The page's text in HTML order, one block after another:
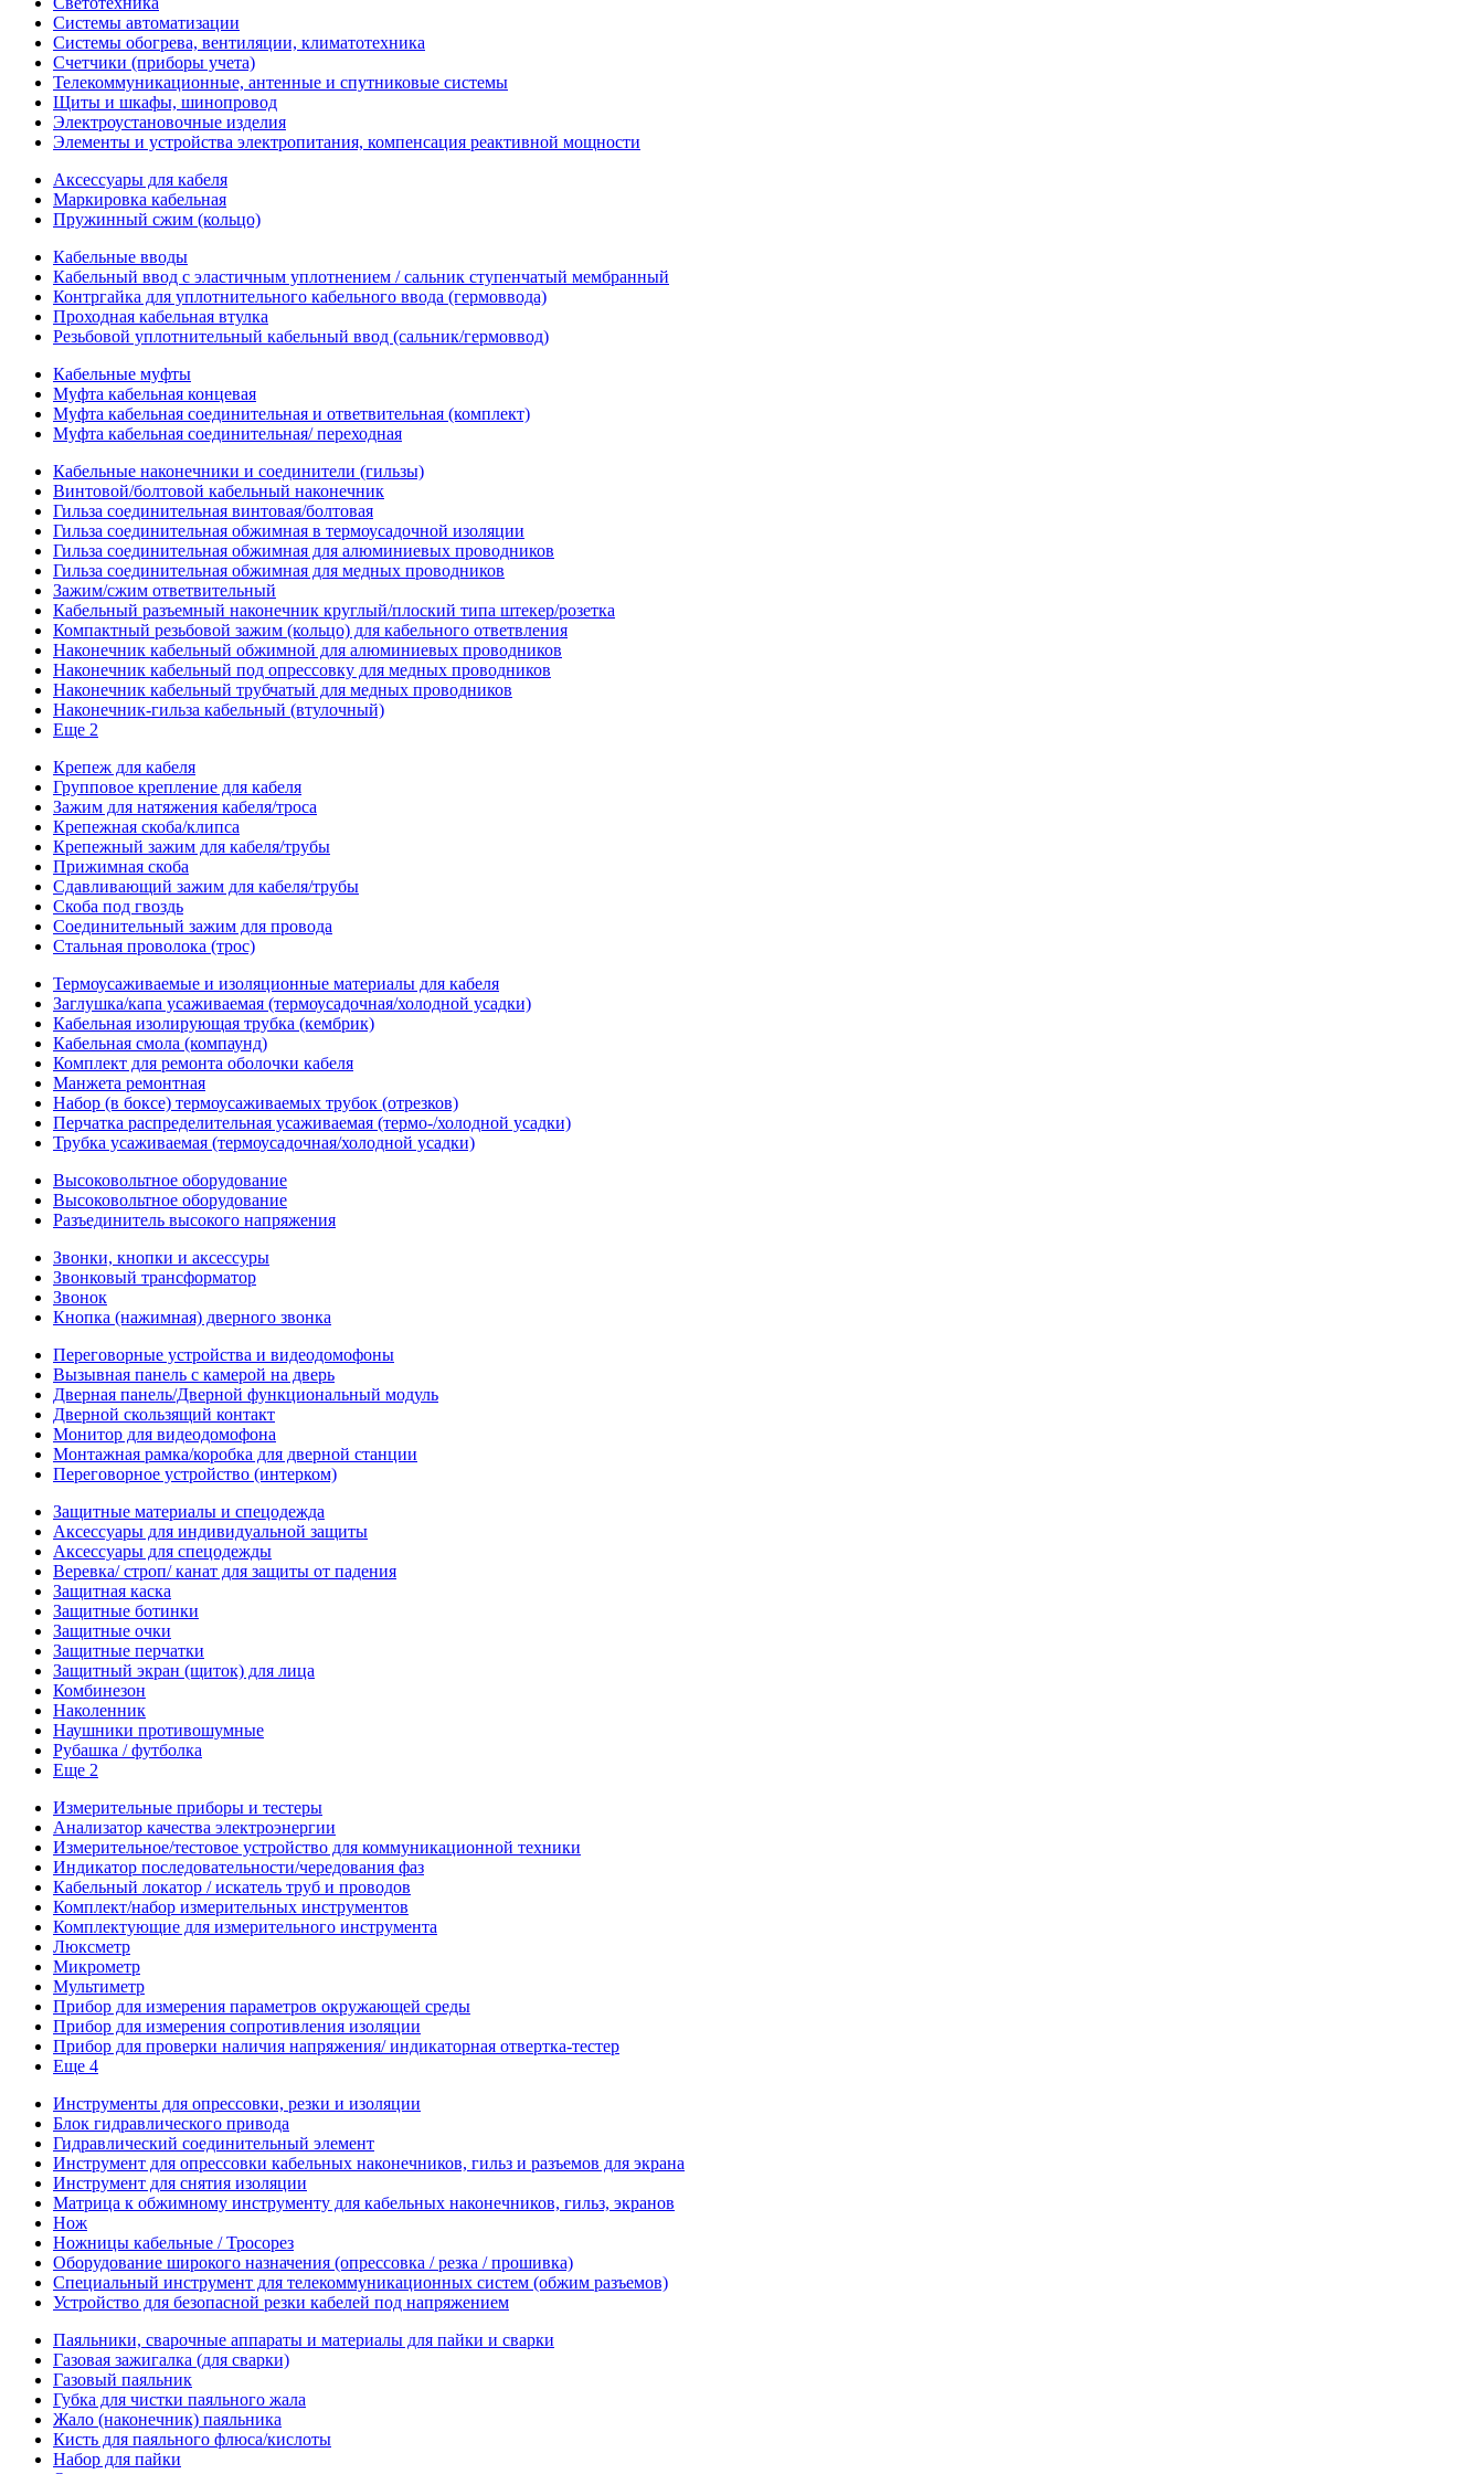
Системы автоматизации
Системы обогрева, вентиляции, климатотехника
Счетчики (приборы учета)
Телекоммуникационные, антенные и спутниковые системы
Щиты и шкафы, шинопровод
Электроустановочные изделия
Элементы и устройства электропитания, компенсация реактивной мощности
Аксессуары для кабеля
Маркировка кабельная
Пружинный сжим (кольцо)
Кабельные вводы
Кабельный ввод с эластичным уплотнением / сальник ступенчатый мембранный
Контргайка для уплотнительного кабельного ввода (гермоввода)
Проходная кабельная втулка
Резьбовой уплотнительный кабельный ввод (сальник/гермоввод)
Кабельные муфты
Муфта кабельная концевая
Муфта кабельная соединительная и ответвительная (комплект)
Муфта кабельная соединительная/ переходная
Кабельные наконечники и соединители (гильзы)
Винтовой/болтовой кабельный наконечник
Гильза соединительная винтовая/болтовая
Гильза соединительная обжимная в термоусадочной изоляции
Гильза соединительная обжимная для алюминиевых проводников
Гильза соединительная обжимная для медных проводников
Зажим/сжим ответвительный
Кабельный разъемный наконечник круглый/плоский типа штекер/розетка
Компактный резьбовой зажим (кольцо) для кабельного ответвления
Наконечник кабельный обжимной для алюминиевых проводников
Наконечник кабельный под опрессовку для медных проводников
Наконечник кабельный трубчатый для медных проводников
Наконечник-гильза кабельный (втулочный)
Еще 2
Крепеж для кабеля
Групповое крепление для кабеля
Зажим для натяжения кабеля/троса
Крепежная скоба/клипса
Крепежный зажим для кабеля/трубы
Прижимная скоба
Сдавливающий зажим для кабеля/трубы
Скоба под гвоздь
Соединительный зажим для провода
Стальная проволока (трос)
Термоусаживаемые и изоляционные материалы для кабеля
Заглушка/капа усаживаемая (термоусадочная/холодной усадки)
Кабельная изолирующая трубка (кембрик)
Кабельная смола (компаунд)
Комплект для ремонта оболочки кабеля
Манжета ремонтная
Набор (в боксе) термоусаживаемых трубок (отрезков)
Перчатка распределительная усаживаемая (термо-/холодной усадки)
Трубка усаживаемая (термоусадочная/холодной усадки)
Высоковольтное оборудование
Высоковольтное оборудование
Разъединитель высокого напряжения
Звонки, кнопки и аксессуры
Звонковый трансформатор
Звонок
Кнопка (нажимная) дверного звонка
Переговорные устройства и видеодомофоны
Вызывная панель с камерой на дверь
Дверная панель/Дверной функциональный модуль
Дверной скользящий контакт
Монитор для видеодомофона
Монтажная рамка/коробка для дверной станции
Переговорное устройство (интерком)
Защитные материалы и спецодежда
Аксессуары для индивидуальной защиты
Аксессуары для спецодежды
Веревка/ строп/ канат для защиты от падения
Защитная каска
Защитные ботинки
Защитные очки
Защитные перчатки
Защитный экран (щиток) для лица
Комбинезон
Наколенник
Наушники противошумные
Рубашка / футболка
Еще 2
Измерительные приборы и тестеры
Анализатор качества электроэнергии
Измерительное/тестовое устройство для коммуникационной техники
Индикатор последовательности/чередования фаз
Кабельный локатор / искатель труб и проводов
Комплект/набор измерительных инструментов
Комплектующие для измерительного инструмента
Люксметр
Микрометр
Мультиметр
Прибор для измерения параметров окружающей среды
Прибор для измерения сопротивления изоляции
Прибор для проверки наличия напряжения/ индикаторная отвертка-тестер
Еще 4
Инструменты для опрессовки, резки и изоляции
Блок гидравлического привода
Гидравлический соединительный элемент
Инструмент для опрессовки кабельных наконечников, гильз и разъемов для экрана
Инструмент для снятия изоляции
Матрица к обжимному инструменту для кабельных наконечников, гильз, экранов
Нож
Ножницы кабельные / Тросорез
Оборудование широкого назначения (опрессовка / резка / прошивка)
Специальный инструмент для телекоммуникационных систем (обжим разъемов)
Устройство для безопасной резки кабелей под напряжением
Паяльники, сварочные аппараты и материалы для пайки и сварки
Газовая зажигалка (для сварки)
Газовый паяльник
Губка для чистки паяльного жала
Жало (наконечник) паяльника
Кисть для паяльного флюса/кислоты
Набор для пайки